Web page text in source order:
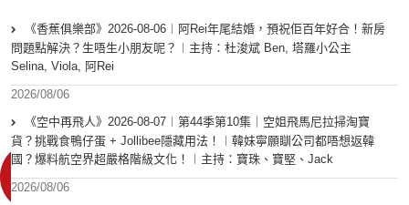
《香蕉俱樂部》2026-08-06︱阿Rei年尾結婚，預祝佢百年好合！新房
問題點解決？生唔生小朋友呢？︱主持：杜浚斌 Ben, 塔羅小公主
Selina, Viola, 阿Rei
2026/08/06
《空中再飛人》2026-08-07︱第44季第10集｜空姐飛馬尼拉掃淘寶
貨？挑戰食鴨仔蛋 + Jollibee隱藏用法！︱韓妹寧願瞓公司都唔想返韓
國？爆料航空界超嚴格階級文化！︱主持：寶珠、寶堅、Jack
2026/08/06